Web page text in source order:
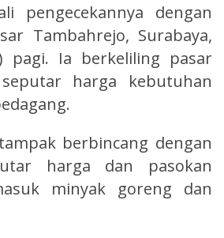
pengecekannya dengan
Tambahrejo, Surabaya,
pagi. Ia berkeliling pasar
harga kebutuhan
berbincang dengan
harga dan pasokan
minyak goreng dan